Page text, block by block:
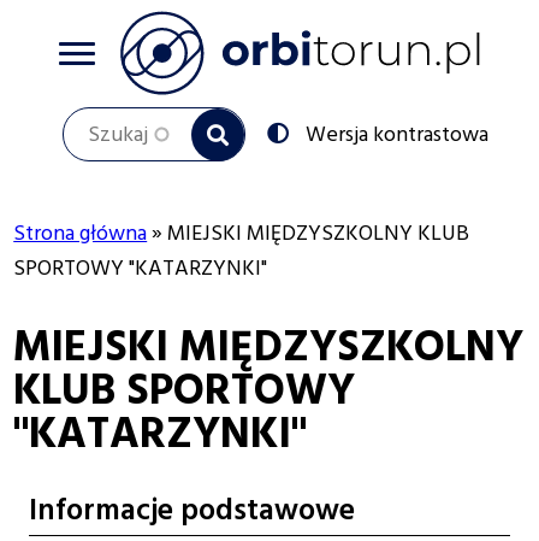
Szukaj
Przełącz
na:
Wersja kontrastowa
Ścieżka
nawigacyjna
Strona główna MIEJSKI MIĘDZYSZKOLNY KLUB
SPORTOWY "KATARZYNKI"
MIEJSKI MIĘDZYSZKOLNY
KLUB SPORTOWY
"KATARZYNKI"
Informacje podstawowe